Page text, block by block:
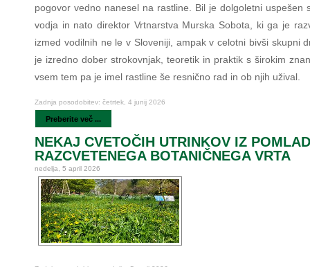
pogovor vedno nanesel na rastline. Bil je dolgoletni uspešen
vodja in nato direktor Vrtnarstva Murska Sobota, ki ga je
izmed vodilnih ne le v Sloveniji, ampak v celotni bivši skupni
je izredno dober strokovnjak, teoretik in praktik s širokim
vsem tem pa je imel rastline še resnično rad in ob njih užival.
Zadnja posodobitev: četrtek, 4 junij 2026
Preberite več ...
NEKAJ CVETOČIH UTRINKOV IZ
RAZCVETENEGA BOTANIČNEGA VRTA
nedelja, 5 april 2026